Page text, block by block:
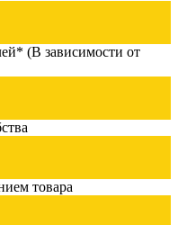
(В зависимости от
товара